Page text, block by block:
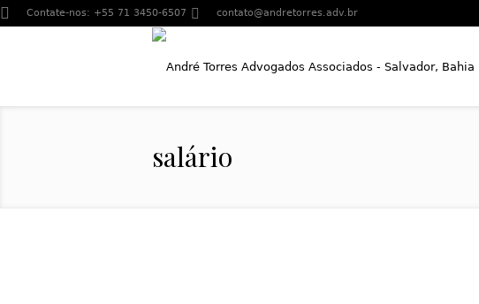
Contate-nos: +55 71 3450-6507 contato@andretorres.adv.br
salário